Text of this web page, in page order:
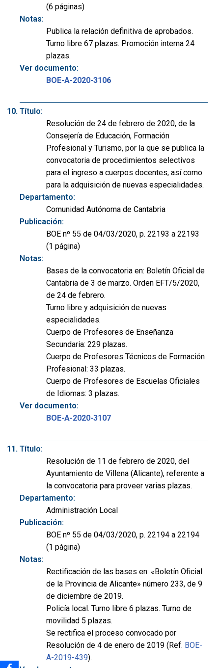
(6 páginas)
Notas:
Publica la relación definitiva de aprobados.
Turno libre 67 plazas. Promoción interna 24
plazas.
Ver documento:
BOE-A-2020-3106
Título:
Resolución de 24 de febrero de 2020, de la
Consejería de Educación, Formación
Profesional y Turismo, por la que se publica la
convocatoria de procedimientos selectivos
para el ingreso a cuerpos docentes, así como
para la adquisición de nuevas especialidades.
Departamento:
Comunidad Autónoma de Cantabria
Publicación:
BOE nº 55 de 04/03/2020, p. 22193 a 22193
(1 página)
Notas:
Bases de la convocatoria en: Boletín Oficial de
Cantabria de 3 de marzo. Orden EFT/5/2020,
de 24 de febrero.
Turno libre y adquisición de nuevas
especialidades.
Cuerpo de Profesores de Enseñanza
Secundaria: 229 plazas.
Cuerpo de Profesores Técnicos de Formación
Profesional: 33 plazas.
Cuerpo de Profesores de Escuelas Oficiales
de Idiomas: 3 plazas.
Ver documento:
BOE-A-2020-3107
Título:
Resolución de 11 de febrero de 2020, del
Ayuntamiento de Villena (Alicante), referente a
la convocatoria para proveer varias plazas.
Departamento:
Administración Local
Publicación:
BOE nº 55 de 04/03/2020, p. 22194 a 22194
(1 página)
Notas:
Rectificación de las bases en: «Boletín Oficial
de la Provincia de Alicante» número 233, de 9
de diciembre de 2019.
Policía local. Turno libre 6 plazas. Turno de
movilidad 5 plazas.
Se rectifica el proceso convocado por
Resolución de 4 de enero de 2019 (Ref. BOE-
A-2019-439).